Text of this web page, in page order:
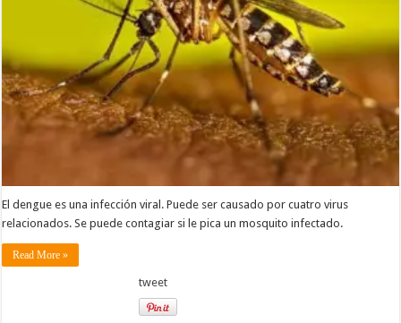
El dengue es una infección viral. Puede ser causado por cuatro virus
relacionados. Se puede contagiar si le pica un mosquito infectado.
Read More »
tweet